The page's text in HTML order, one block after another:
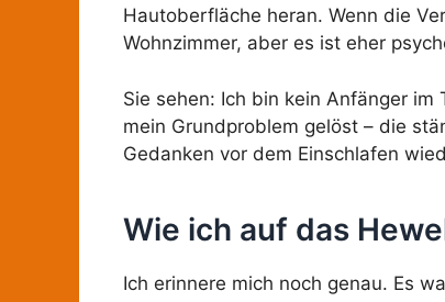
Hautoberfläche heran. Wenn die
Wohnzimmer, aber es ist eher
Sie sehen: Ich bin kein Anfänger
mein Grundproblem gelöst – die
Gedanken vor dem Einschlafen
Wie ich auf das
Ich erinnere mich noch genau. Es